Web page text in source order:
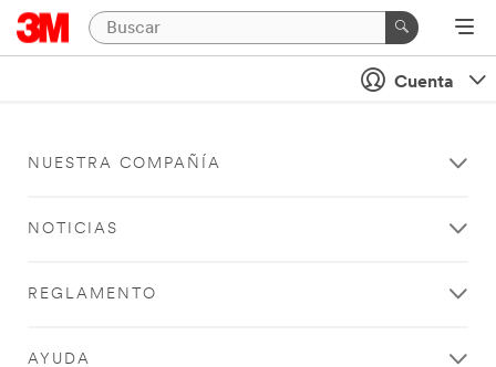
Cuenta
NUESTRA COMPAÑÍA
NOTICIAS
REGLAMENTO
AYUDA